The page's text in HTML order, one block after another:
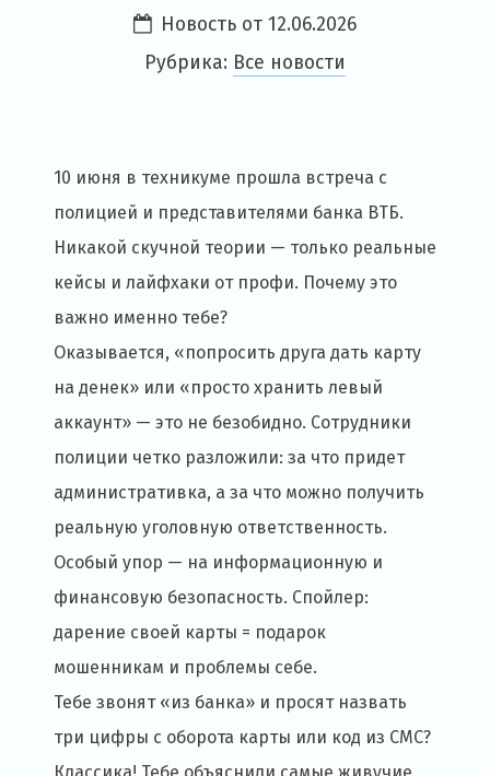
Новость от12.06.2026
Рубрика: Все новости
10 июня в техникуме прошла встреча с
полицией и представителями банка ВТБ.
Никакой скучной теории — только реальные
кейсы и лайфхаки от профи. Почему это
важно именно тебе?
Оказывается, «попросить друга дать карту
на денек» или «просто хранить левый
аккаунт» — это не безобидно. Сотрудники
полиции четко разложили: за что придет
административка, а за что можно получить
реальную уголовную ответственность.
Особый упор — на информационную и
финансовую безопасность. Спойлер:
дарение своей карты = подарок
мошенникам и проблемы себе.
Тебе звонят «из банка» и просят назвать
три цифры с оборота карты или код из СМС?